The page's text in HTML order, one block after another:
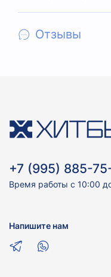
Отзывы
+7 (995) 885-
Время работы с 10:00
Напишите нам